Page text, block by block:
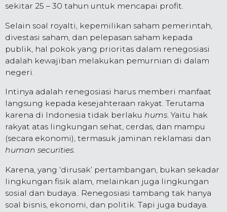
sekitar 25 – 30 tahun untuk mencapai profit.
Selain soal royalti, kepemilikan saham pemerintah,
divestasi saham, dan pelepasan saham kepada
publik, hal pokok yang prioritas dalam renegosiasi
adalah kewajiban melakukan pemurnian di dalam
negeri.
Intinya adalah renegosiasi harus memberi manfaat
langsung kepada kesejahteraan rakyat. Terutama
karena di Indonesia tidak berlaku hums. Yaitu hak
rakyat atas lingkungan sehat, cerdas, dan mampu
(secara ekonomi), termasuk jaminan reklamasi dan
human securities.
Karena, yang ‘dirusak’ pertambangan, bukan sekadar
lingkungan fisik alam, melainkan juga lingkungan
sosial dan budaya.. Renegosiasi tambang tak hanya
soal bisnis, ekonomi, dan politik. Tapi juga budaya.